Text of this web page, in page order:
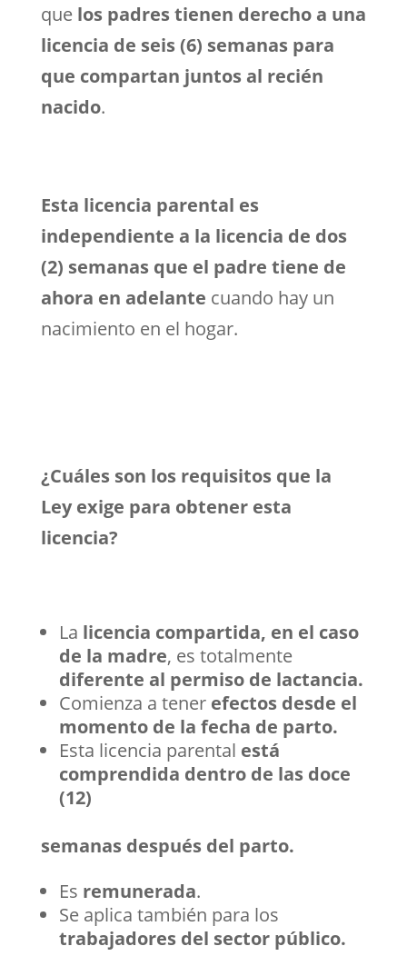
que los padres tienen derecho a una
licencia de seis (6) semanas para
que compartan juntos al recién
nacido.
Esta licencia parental es
independiente a la licencia de dos
(2) semanas que el padre tiene de
ahora en adelante cuando hay un
nacimiento en el hogar.
¿Cuáles son los requisitos que la
Ley exige para obtener esta
licencia?
La licencia compartida, en el caso
de la madre, es totalmente
diferente al permiso de lactancia.
Comienza a tener efectos desde el
momento de la fecha de parto.
Esta licencia parental está
comprendida dentro de las doce
(12)
semanas después del parto.
Es remunerada.
Se aplica también para los
trabajadores del sector público.